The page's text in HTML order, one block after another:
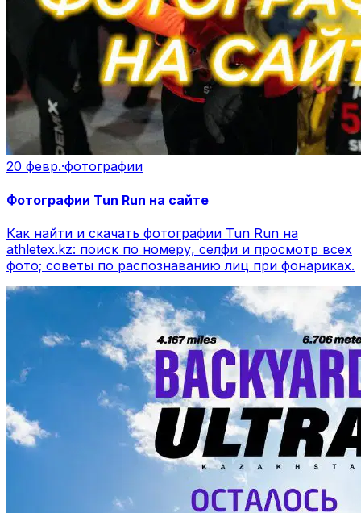
20 февр.·фотографии
Фотографии Tun Run на сайте
Как найти и скачать фотографии Tun Run на
athletex.kz: поиск по номеру, селфи и просмотр всех
фото; советы по распознаванию лиц при фонариках.